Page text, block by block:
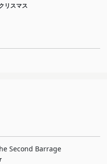
リスマス
Second Barrage